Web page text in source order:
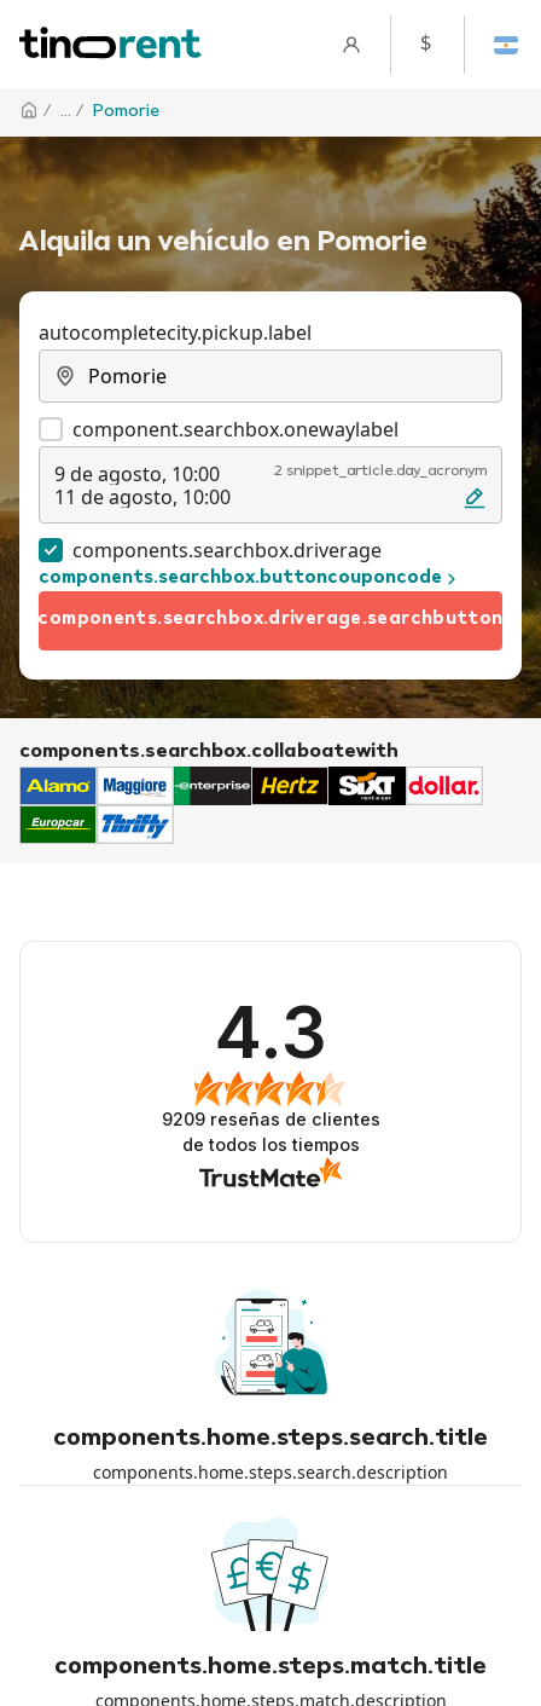
$
/ ... / Pomorie
Alquila un vehículo en Pomorie
autocompletecity.pickup.label
component.searchbox.onewaylabel
9 de agosto, 10:00
11 de agosto, 10:00
2 snippet_article.day_acronym
components.searchbox.driverage
components.searchbox.buttoncouponcode
components.searchbox.driverage.searchbutton
components.searchbox.collaboatewith
4.3
9209reseñas de clientes
de todos los tiempos
components.home.steps.search.title
components.home.steps.search.description
components.home.steps.match.title
components.home.steps.match.description